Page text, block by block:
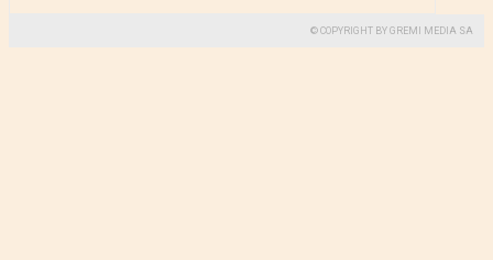
© COPYRIGHT BY GREMI MEDIA SA